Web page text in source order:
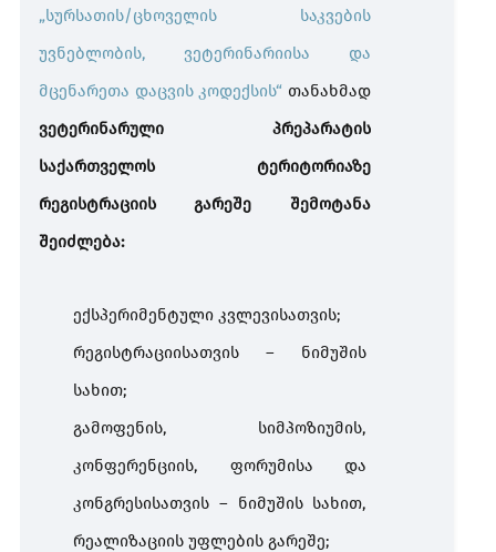
„სურსათის/ცხოველის საკვების
უვნებლობის, ვეტერინარიისა და
მცენარეთა დაცვის კოდექსის“ თანახმად
ვეტერინარული პრეპარატის
საქართველოს ტერიტორიაზე
რეგისტრაციის გარეშე შემოტანა
შეიძლება:
ექსპერიმენტული კვლევისათვის;
რეგისტრაციისათვის – ნიმუშის
სახით;
გამოფენის, სიმპოზიუმის,
კონფერენციის, ფორუმისა და
კონგრესისათვის – ნიმუშის სახით,
რეალიზაციის უფლების გარეშე;